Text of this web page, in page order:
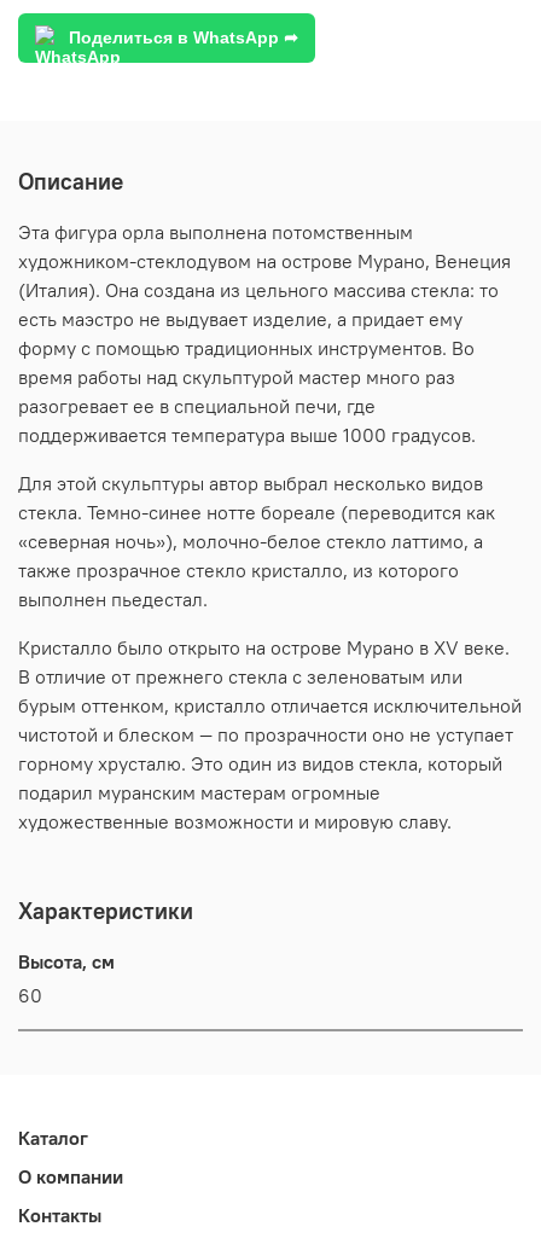
Поделиться в WhatsApp ➦
Описание
Эта фигура орла выполнена потомственным
художником-стеклодувом на острове Мурано, Венеция
(Италия). Она создана из цельного массива стекла: то
есть маэстро не выдувает изделие, а придает ему
форму с помощью традиционных инструментов. Во
время работы над скульптурой мастер много раз
разогревает ее в специальной печи, где
поддерживается температура выше 1000 градусов.
Для этой скульптуры автор выбрал несколько видов
стекла. Темно-синее нотте бореале (переводится как
«северная ночь»), молочно-белое стекло латтимо, а
также прозрачное стекло кристалло, из которого
выполнен пьедестал.
Кристалло было открыто на острове Мурано в XV веке.
В отличие от прежнего стекла с зеленоватым или
бурым оттенком, кристалло отличается исключительной
чистотой и блеском — по прозрачности оно не уступает
горному хрусталю. Это один из видов стекла, который
подарил муранским мастерам огромные
художественные возможности и мировую славу.
Характеристики
Высота, см
60
Каталог
О компании
Контакты